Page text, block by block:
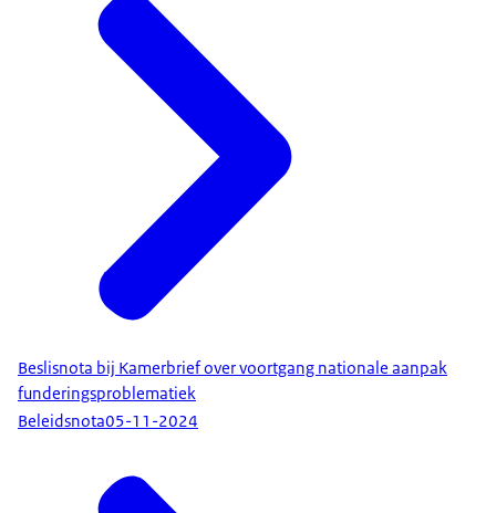
Beslisnota bij Kamerbrief over voortgang nationale aanpak
funderingsproblematiek
Beleidsnota05-11-2024